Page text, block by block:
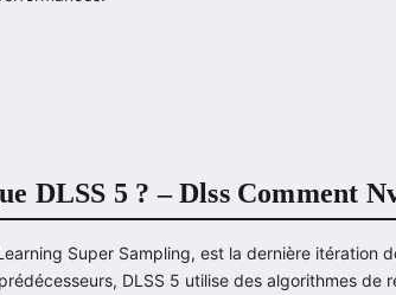
DLSS 5 ? – Dlss Comment
Super Sampling, est la dernière itération
DLSS 5 utilise des algorithmes de